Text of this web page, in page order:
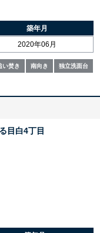
築年月
2020年06月
い焚き 南向き 独立洗面台
目白4丁目